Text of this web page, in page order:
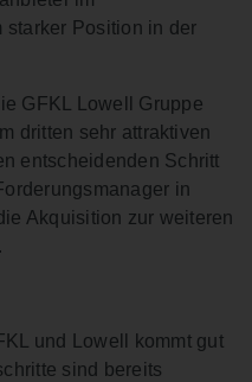
starker Position in der
GFKL Lowell Gruppe
dritten sehr attraktiven
entscheidenden Schritt
in
Akquisition zur weiteren
und Lowell kommt gut
sind bereits